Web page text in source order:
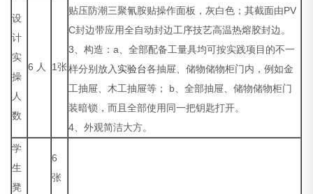
贴压防潮三聚氰胺贴操作面板，灰白色；其截面由PV
C封边带应用全自动封边工序技艺高温热熔胶封边。
3、构造：a、全部配备工量具均可按实践项目的不一
样分别放入实验台各抽屉、储物储物柜门内，例如金
工抽屉、木工抽屉等； b、全部抽屉、储物储物柜门
装暗锁，而且全部使用同一把钥匙打开。
4、外观简洁大方。
设
计
实
操
人
数
6 人 1张
学
生
凳
6
张